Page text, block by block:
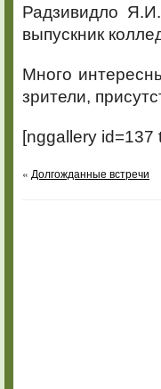
Радзивидло
выпускник
Много
зрители,
[nggallery id=137
« Долгожданные встречи